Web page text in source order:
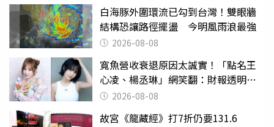
白海豚外圍環流已勾到台灣！雙眼牆
結構恐讓路徑擺盪 今明風雨浪最強
2026-08-08
寬魚營收衰退原因太誠實！「點名王
心凌、楊丞琳」網笑翻：財報透明度
滿分2026-08-08
故宮《龍藏經》打7折仍要131.6